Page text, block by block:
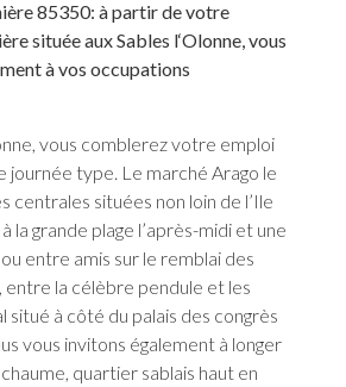
85350: àpartir de votre
située aux Sables l‘Olonne, vous
à vos occupations
vous comblerez votre emploi
journée type. Le marché Arago le
centrales situées non loin de l’Ile
la grande plage l’après-midi et une
entre amis sur le remblai des
entre la célèbre pendule et les
situé à côté du palais des congrès
vous invitons également à longer
chaume, quartier sablais haut en